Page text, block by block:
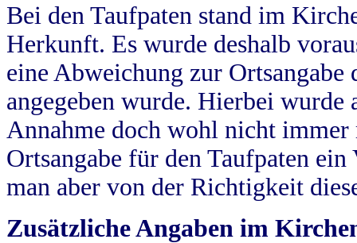
Bei den Taufpaten stand im
Herkunft. Es wurde deshalb
eine Abweichung zur
angegeben wurde. Hierbei wurde
Annahme doch wohl nicht
Ortsangabe für den Taufpaten
man aber von der Richtigkeit
Zusätzliche Angaben im